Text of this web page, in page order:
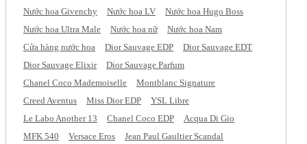
Nước hoa Givenchy
Nước hoa LV
Nước hoa Hugo Boss
Nước hoa Ultra Male
Nước hoa nữ
Nước hoa Nam
Cửa hàng nước hoa
Dior Sauvage EDP
Dior Sauvage EDT
Dior Sauvage Elixir
Dior Sauvage Parfum
Chanel Coco Mademoiselle
Montblanc Signature
Creed Aventus
Miss Dior EDP
YSL Libre
Le Labo Another 13
Chanel Coco EDP
Acqua Di Gio
MFK 540
Versace Eros
Jean Paul Gaultier Scandal